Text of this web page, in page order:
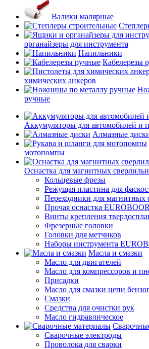
Валики малярные
органайзеры для инструмента
Напильники
Кабелерезы
химических анкеров
ручные
Аккумуляторы для автомобилей и
Алмазные
мотопомпы
Оснастка для магнитных
Кольцевые фрезы
Режущая пластина для
Переходники для магнитных
Прочая оснастка EUROBOOR
Винты крепления
Фрезерные головки
Головки для метчиков
Наборы инструмента
Масла и смазки
Масло для двигателей
Масло для компрессоров и
Присадки
Масло для смазки цепи
Смазки
Средства для очистки рук
Масло гидравлическое
Сварочные электроды
Проволока для сварки